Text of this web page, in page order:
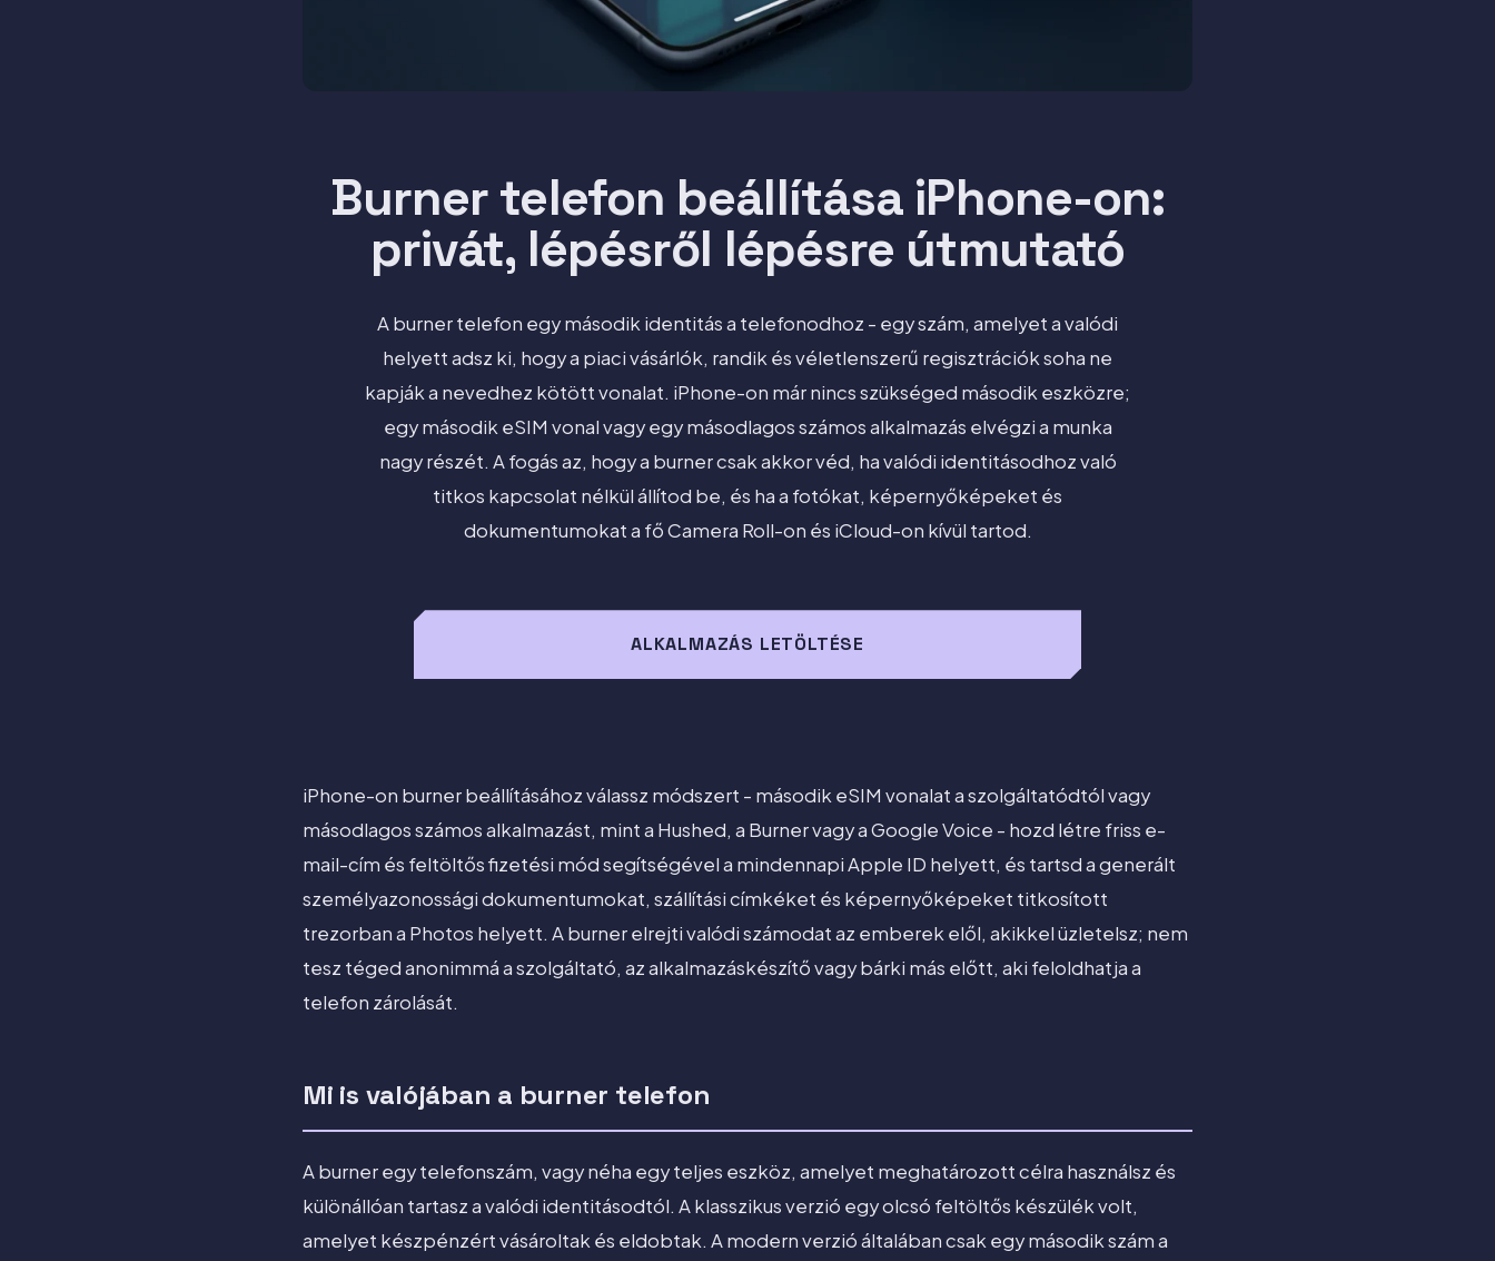
Burner telefon beállítása iPhone-on:
privát, lépésről lépésre útmutató
A burner telefon egy második identitás a telefonodhoz - egy szám, amelyet a valódi
helyett adsz ki, hogy a piaci vásárlók, randik és véletlenszerű regisztrációk soha ne
kapják a nevedhez kötött vonalat. iPhone-on már nincs szükséged második eszközre;
egy második eSIM vonal vagy egy másodlagos számos alkalmazás elvégzi a munka
nagy részét. A fogás az, hogy a burner csak akkor véd, ha valódi identitásodhoz való
titkos kapcsolat nélkül állítod be, és ha a fotókat, képernyőképeket és
dokumentumokat a fő Camera Roll-on és iCloud-on kívül tartod.
ALKALMAZÁS LETÖLTÉSE
iPhone-on burner beállításához válassz módszert - második eSIM vonalat a szolgáltatódtól vagy
másodlagos számos alkalmazást, mint a Hushed, a Burner vagy a Google Voice - hozd létre friss e-
mail-cím és feltöltős fizetési mód segítségével a mindennapi Apple ID helyett, és tartsd a generált
személyazonossági dokumentumokat, szállítási címkéket és képernyőképeket titkosított
trezorban a Photos helyett. A burner elrejti valódi számodat az emberek elől, akikkel üzletelsz; nem
tesz téged anonimmá a szolgáltató, az alkalmazáskészítő vagy bárki más előtt, aki feloldhatja a
telefon zárolását.
Mi is valójában a burner telefon
A burner egy telefonszám, vagy néha egy teljes eszköz, amelyet meghatározott célra használsz és
különállóan tartasz a valódi identitásodtól. A klasszikus verzió egy olcsó feltöltős készülék volt,
amelyet készpénzért vásároltak és eldobtak. A modern verzió általában csak egy második szám a